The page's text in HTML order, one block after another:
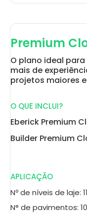
Premium
O plano ideal
mais de
projetos maiores
O QUE INCLUI?
Eberick Premium
Builder Premium
APLICAÇÃO
Nº de níveis de laje: 11
N° de pavimentos: 10